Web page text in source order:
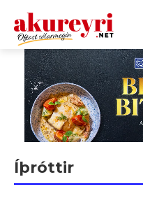
Leita
Íþróttir